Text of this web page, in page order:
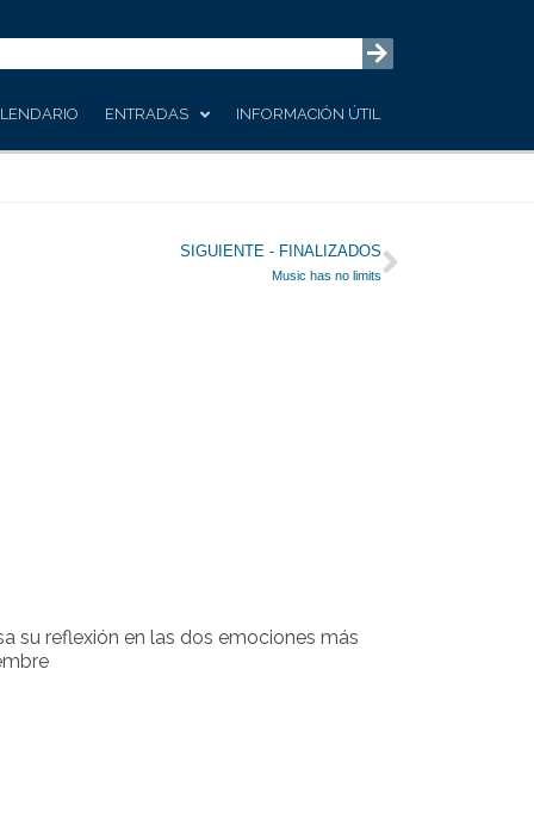
ENTRADAS INFORMACIÓN ÚTIL
SIGUIENTE - FINALIZADOS
Music has no limits
Siguiente
su reflexión en las dos emociones más